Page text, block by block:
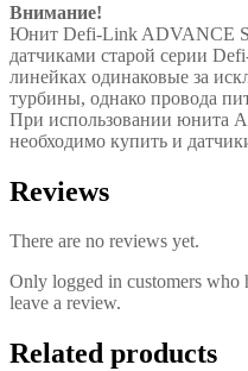
Внимание!
Юнит Defi-Link ADVANCE
датчиками старой серии
линейках одинаковые за
турбины, однако провода
При использовании юнита
необходимо купить и
Reviews
There are no reviews yet.
Only logged in customers who
leave a review.
Related products